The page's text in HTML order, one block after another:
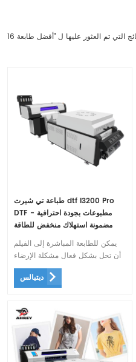
طباعة تي شيرت dtf I3200 Pro
DTF - مطبوعات بجودة احترافية
مضمونة استهلاك منخفض للطاقة
يمكن للطابعة المباشرة إلى الفيلم
أن تحل بشكل فعال مشكلة الإرضاء
الخاصة بأقمشة الطباعة المباشرة
ديتيالس